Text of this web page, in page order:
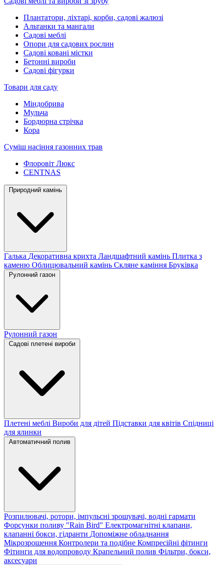
Плантатори, ліхтарі, корби, садові жалюзі
Альтанки та мангали
Садові меблі
Опори для садових рослин
Садові ковані містки
Бетонні вироби
Садові фігурки
Товари для саду
Міндобрива
Мульча
Бордюрна стрічка
Кора
Суміш насіння газонних трав
Флоровіт Люкс
СENTNAS
Природний камінь
Галька Декоративна крихта Ландшафтний камінь Плитка з
каменю Облицювальний камінь Скляне каміння Бруківка
Рулонний газон
Рулонний газон
Садові плетені вироби
Плетені меблі Вироби для дітей Підставки для квітів Спідниці
для ялинки
Автоматичний полив
Розпилювачі, ротори, імпульсні зрошувачі, водні гармати
Форсунки поливу "Rain Bird" Електромагнітні клапани,
клапанні бокси, гідранти Допоміжне обладнання
Мікрозрошення Контролери та подібне Компресійні фітинги
Фітинги для водопроводу Крапельний полив Фільтри, бокси,
аксесуари